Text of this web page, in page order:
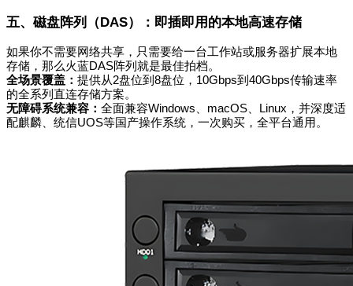
五、磁盘阵列（DAS）：即插即用的本地高速存储
如果你不需要网络共享，只需要给一台工作站或服务器扩展本地
存储，那么火蓝DAS阵列就是最佳拍档。
全场景覆盖 ： 提供从2盘位到8盘位，10Gbps到40Gbps传输速率
的全系列直连存储方案。
无障碍系统兼容： 全面兼容Windows、macOS、Linux，并深度适
配麒麟、统信UOS等国产操作系统，一次购买，全平台通用。